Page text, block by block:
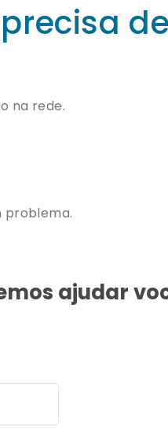
na rede.
problema.
ajudar